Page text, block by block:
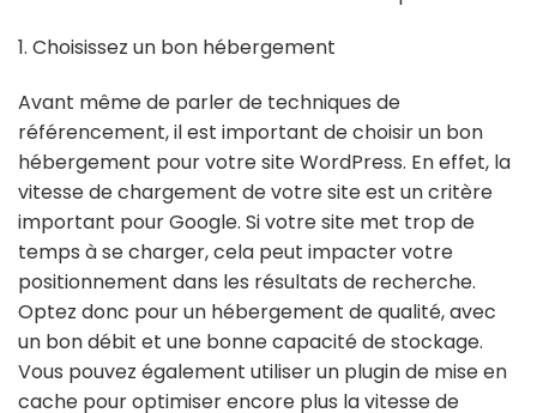
1. Choisissez un bon hébergement
Avant même de parler de techniques de
référencement, il est important de choisir un bon
hébergement pour votre site WordPress. En effet, la
vitesse de chargement de votre site est un critère
important pour Google. Si votre site met trop de
temps à se charger, cela peut impacter votre
positionnement dans les résultats de recherche.
Optez donc pour un hébergement de qualité, avec
un bon débit et une bonne capacité de stockage.
Vous pouvez également utiliser un plugin de mise en
cache pour optimiser encore plus la vitesse de